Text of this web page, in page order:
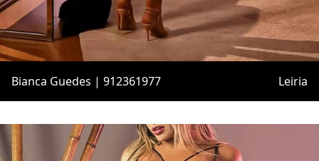
Bianca Guedes | 912361977 Leiria